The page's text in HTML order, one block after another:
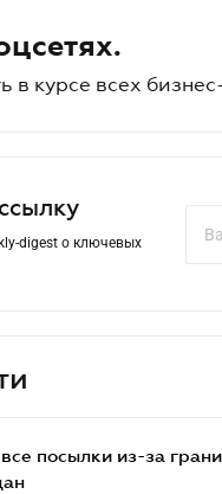
в курсе всех
digest о ключевых
посылки из-за